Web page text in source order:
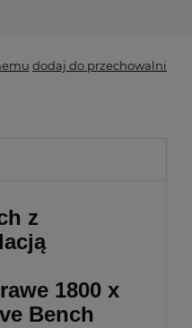
dodaj do przechowalni
z
1800 x
Bench